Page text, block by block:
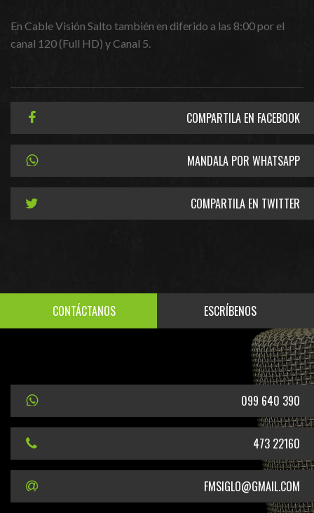
En Cable Visión Salto también en diferido a las 8:00 por el
canal 120 (Full HD) y Canal 5.
COMPARTILA EN FACEBOOK
MANDALA POR WHATSAPP
COMPARTILA EN TWITTER
CONTÁCTANOS ESCRÍBENOS
099 640 390
473 22160
FMSIGLO@GMAIL.COM